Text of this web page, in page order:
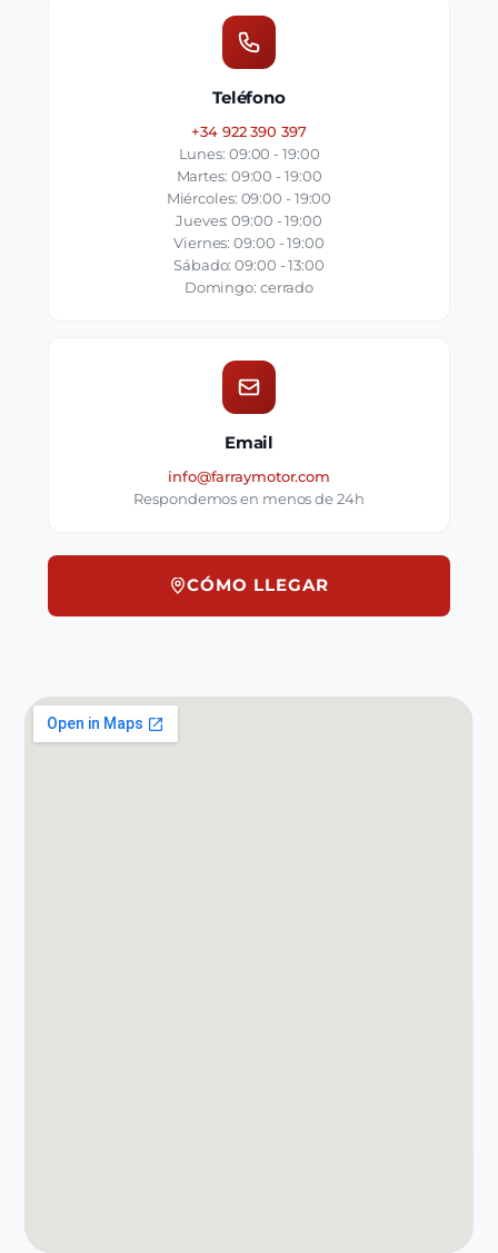
Teléfono
+34 922 390 397
Lunes: 09:00 - 19:00
Martes: 09:00 - 19:00
Miércoles: 09:00 - 19:00
Jueves: 09:00 - 19:00
Viernes: 09:00 - 19:00
Sábado: 09:00 - 13:00
Domingo: cerrado
Email
info@farraymotor.com
Respondemos en menos de 24h
CÓMO LLEGAR